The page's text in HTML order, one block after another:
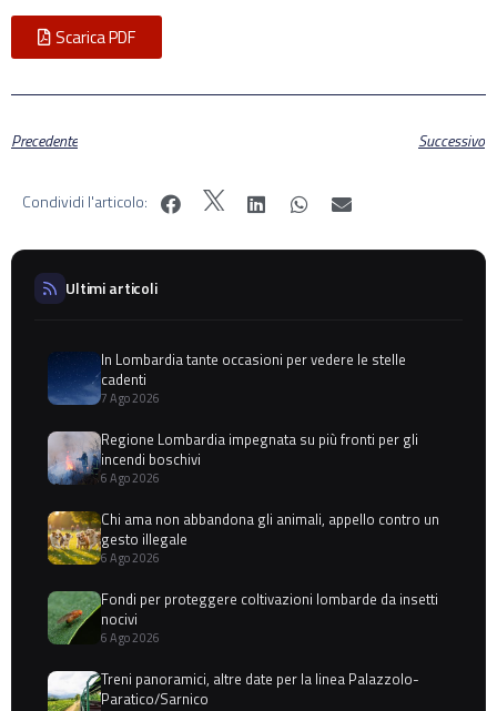
Scarica PDF
Precedente Successivo
Condividi l'articolo:
Ultimi articoli
In Lombardia tante occasioni per vedere le stelle
cadenti
7 Ago 2026
Regione Lombardia impegnata su più fronti per gli
incendi boschivi
6 Ago 2026
Chi ama non abbandona gli animali, appello contro un
gesto illegale
6 Ago 2026
Fondi per proteggere coltivazioni lombarde da insetti
nocivi
6 Ago 2026
Treni panoramici, altre date per la linea Palazzolo-
Paratico/Sarnico